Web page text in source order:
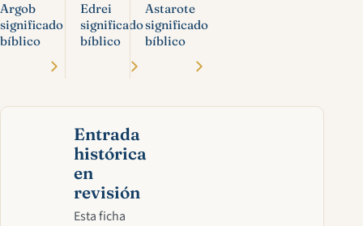
Argob
significado
bíblico
Edrei
significado
bíblico
Astarote
significado
bíblico
Entrada
histórica
en
revisión
Esta ficha